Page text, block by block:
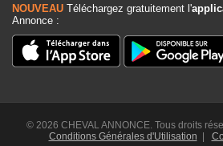
NOUVEAU Téléchargez gratuitement l'
Annonce :
© 2026 CHEVAL ANNONCE. Tous droits
Conditions Générales d'Utilisation |